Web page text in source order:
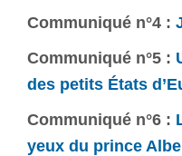
Communiqué n°4 :
Communiqué n°5 :
des petits États
Communiqué n°6 :
yeux du prince